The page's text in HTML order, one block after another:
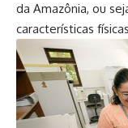
da Amazônia, ou
características